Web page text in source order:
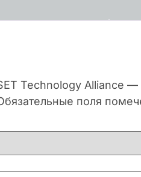
Technology Alliance
поля